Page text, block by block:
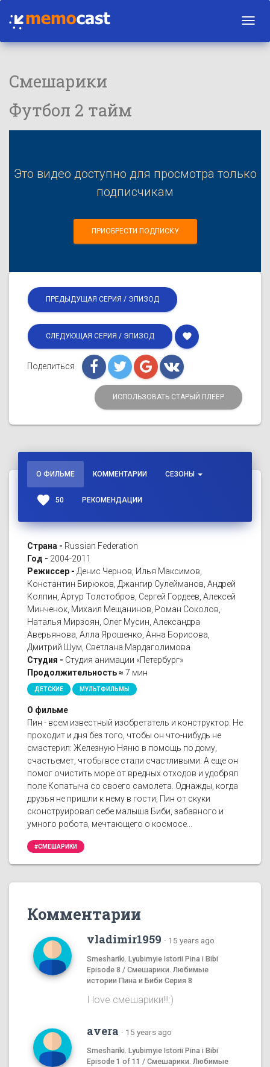
Смешарики
Футбол 2 тайм
Это видео доступно для просмотра только
подписчикам
ПРИОБРЕСТИ ПОДПИСКУ
ПРЕДЫДУЩАЯ СЕРИЯ / ЭПИЗОД
СЛЕДУЮЩАЯ СЕРИЯ / ЭПИЗОД favorite
Поделиться
ИСПОЛЬЗОВАТЬ СТАРЫЙ ПЛЕЕР
О ФИЛЬМЕ КОММЕНТАРИИ СЕЗОНЫ
favorite 50 РЕКОМЕНДАЦИИ
Страна - Russian Federation
Год - 2004-2011
Режиссер - Денис Чернов, Илья Максимов,
Константин Бирюков, Джангир Сулейманов, Андрей
Колпин, Артур Толстобров, Сергей Гордеев, Алексей
Минченок, Михаил Мещанинов, Роман Соколов,
Наталья Мирзоян, Олег Мусин, Александра
Аверьянова, Алла Ярошенко, Анна Борисова,
Дмитрий Шум, Светлана Мардаголимова
Студия - Студия анимации «Петербург»
Продолжительность ≈ 7 мин
ДЕТСКИЕ МУЛЬТФИЛЬМЫ
О фильме
Пин - всем известный изобретатель и конструктор. Не
проходит и дня без того, чтобы он что-нибудь не
смастерил: Железную Няню в помощь по дому,
счастьемет, чтобы все стали счастливыми. А еще он
помог очистить море от вредных отходов и удобрял
поле Копатыча со своего самолета. Однажды, когда
друзья не пришли к нему в гости, Пин от скуки
сконструировал себе малыша Биби, забавного и
умного робота, мечтающего о космосе...
#СМЕШАРИКИ
Комментарии
vladimir1959 · 15 years ago
Smeshariki. Lyubimyie Istorii Pina i Bibi
Episode 8 / Смешарики. Любимые
истории Пина и Биби Серия 8
I love смешаpики!!!:)
avera · 15 years ago
Smeshariki. Lyubimyie Istorii Pina i Bibi
Episode 1 of 11 / Смешарики. Любимые